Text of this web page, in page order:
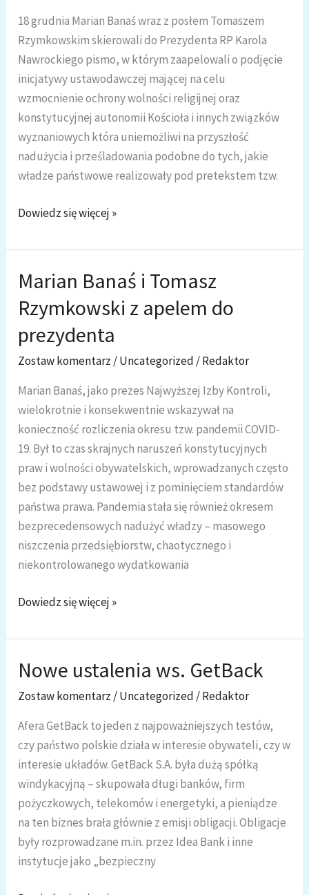
18 grudnia Marian Banaś wraz z posłem Tomaszem
Rzymkowskim skierowali do Prezydenta RP Karola
Nawrockiego pismo, w którym zaapelowali o podjęcie
inicjatywy ustawodawczej mającej na celu
wzmocnienie ochrony wolności religijnej oraz
konstytucyjnej autonomii Kościoła i innych związków
wyznaniowych która uniemożliwi na przyszłość
nadużycia i prześladowania podobne do tych, jakie
władze państwowe realizowały pod pretekstem tzw.
Rozmowa
Banasia
Maciejem
Podstawką
Dowiedz się więcej »
Marian Banaś i Tomasz
Rzymkowski z apelem do
prezydenta
Zostaw komentarz /Uncategorized /Redaktor
Marian Banaś, jako prezes Najwyższej Izby Kontroli,
wielokrotnie i konsekwentnie wskazywał na
konieczność rozliczenia okresu tzw. pandemii COVID-
19. Był to czas skrajnych naruszeń konstytucyjnych
praw i wolności obywatelskich, wprowadzanych często
bez podstawy ustawowej i z pominięciem standardów
państwa prawa. Pandemia stała się również okresem
bezprecedensowych nadużyć władzy – masowego
niszczenia przedsiębiorstw, chaotycznego i
niekontrolowanego wydatkowania
Marian
i
Rzymkowski
z
apelem
prezydenta
Dowiedz się więcej »
Nowe ustalenia ws. GetBack
Zostaw komentarz /Uncategorized /Redaktor
Afera GetBack to jeden z najpoważniejszych testów,
czy państwo polskie działa w interesie obywateli, czy w
interesie układów. GetBack S.A. była dużą spółką
windykacyjną – skupowała długi banków, firm
pożyczkowych, telekomów i energetyki, a pieniądze
na ten biznes brała głównie z emisji obligacji. Obligacje
były rozprowadzane m.in. przez Idea Bank i inne
instytucje jako „bezpieczny